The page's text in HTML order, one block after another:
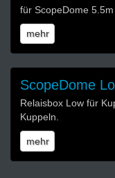
für ScopeDome
mehr
ScopeDome
Relaisbox Low für
Kuppeln.
mehr